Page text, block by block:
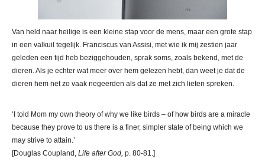
Van held naar heilige is een kleine stap voor de mens, maar een grote stap
in een valkuil tegelijk. Franciscus van Assisi, met wie ik mij zestien jaar
geleden een tijd heb beziggehouden, sprak soms, zoals bekend, met de
dieren. Als je echter wat meer over hem gelezen hebt, dan weet je dat de
dieren hem net zo vaak negeerden als dat ze met zich lieten spreken.
‘I told Mom my own theory of why we like birds – of how birds are a miracle
because they prove to us there is a finer, simpler state of being which we
may strive to attain.’
[Douglas Coupland, Life after God, p. 80-81.]